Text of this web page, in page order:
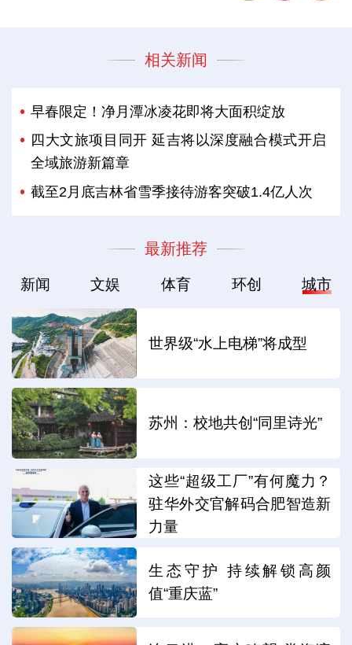
相关新闻
早春限定！净月潭冰凌花即将大面积绽放
四大文旅项目同开 延吉将以深度融合模式开启
全域旅游新篇章
截至2月底吉林省雪季接待游客突破1.4亿人次
最新推荐
新闻 文娱 体育 环创 城市
世界级“水上电梯”将成型
苏州：校地共创“同里诗光”
这些“超级工厂”有何魔力？
驻华外交官解码合肥智造新
力量
生态守护 持续解锁高颜
值“重庆蓝”